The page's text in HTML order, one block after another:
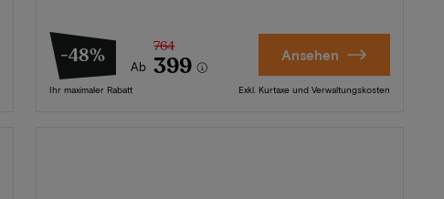
-48% Ab
764
399
Ihr maximaler Rabatt
Ansehen
Exkl. Kurtaxe und Verwaltungskosten